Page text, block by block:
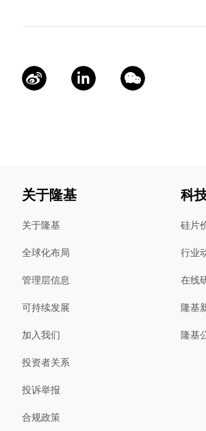
关于隆基
关于隆基
全球化布局
管理层信息
可持续发展
加入我们
投资者关系
投诉举报
合规政策
科
硅片
行业
在线
隆基
隆基